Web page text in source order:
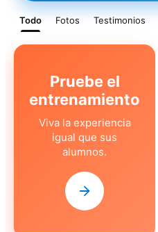
Todo Fotos Testimonios
Pruebe el
entrenamiento
Viva la experiencia
igual que sus
alumnos.